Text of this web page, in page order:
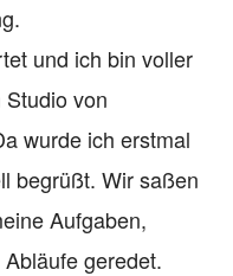
und ich bin voller
von
wurde ich erstmal
begrüßt. Wir saßen
Aufgaben,
geredet.